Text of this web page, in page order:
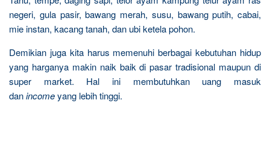
negeri, gula pasir, bawang merah, susu, bawang putih, cabai,
mie instan, kacang tanah, dan ubi ketela pohon.
Demikian juga kita harus memenuhi berbagai kebutuhan hidup
yang harganya makin naik baik di pasar tradisional maupun di
super market. Hal ini membutuhkan uang masuk
danincomeyang lebih tinggi.